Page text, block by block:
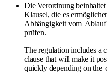
Die Verordnung
Klausel, die es
Abhängigkeit vom Ablauf
prüfen.
The regulation includes a
clause that will make it
quickly depending on the